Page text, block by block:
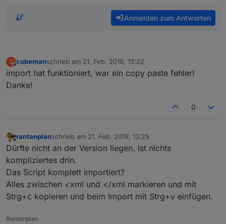
Anmelden zum Antworten
C
Offline
cubemanschrieb am 21. Feb. 2019, 13:22
zuletzt editiert von
import hat funktioniert, war ein copy paste fehler!
Danke!
0
Offline
rantanplanschrieb am 21. Feb. 2019, 13:25
zuletzt editiert von
Dürfte nicht an der Version liegen. Ist nichts
kompliziertes drin.
Das Script komplett importiert?
Alles zwischen <xml und </xml markieren und mit
Strg+c kopieren und beim Import mit Strg+v einfügen.
Rantanplan